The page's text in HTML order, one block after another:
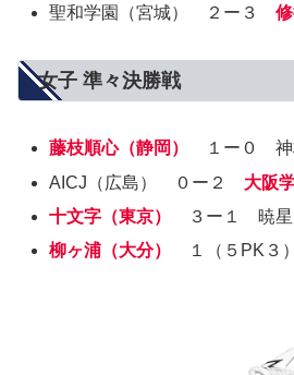
聖和学園（宮城） ２ー３
女子 準々決勝戦
藤枝順心（静岡）
１ー０ 神
AICJ（広島） ０ー２ 大阪
十文字（東京）
３ー１ 暁星
柳ヶ浦（大分）
１（５PK３